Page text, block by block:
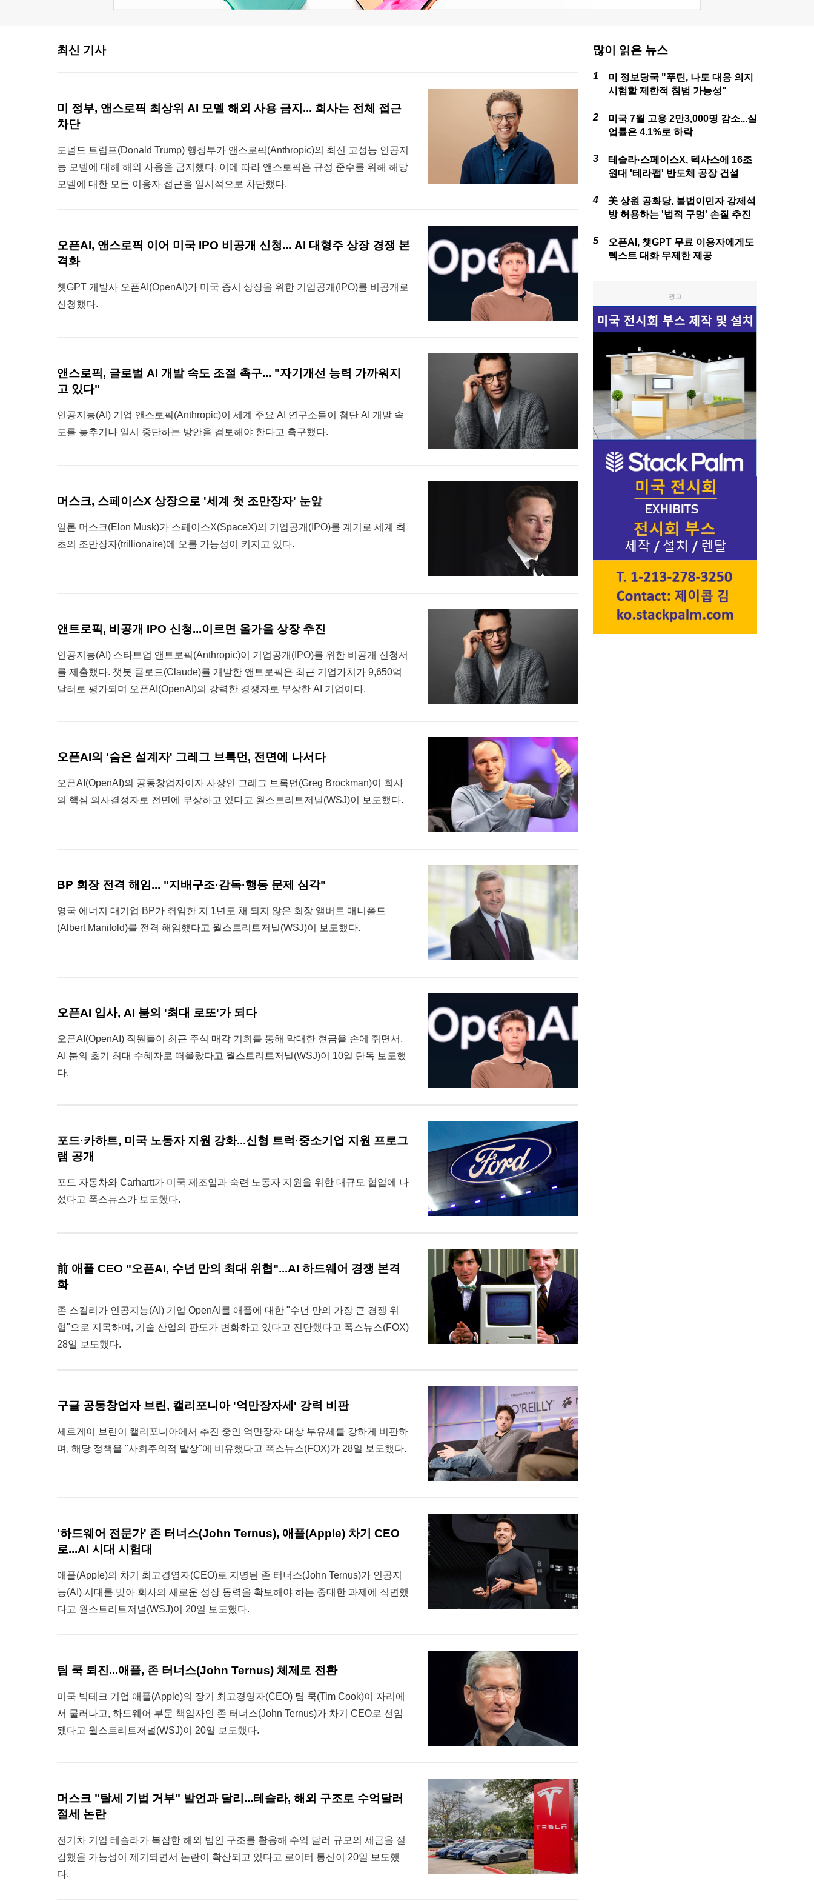
최신 기사
미 정부, 앤스로픽 최상위 AI 모델 해외 사용 금지... 회사는 전체 접근
차단
도널드 트럼프(Donald Trump) 행정부가 앤스로픽(Anthropic)의 최신 고성능 인공지
능 모델에 대해 해외 사용을 금지했다. 이에 따라 앤스로픽은 규정 준수를 위해 해당
모델에 대한 모든 이용자 접근을 일시적으로 차단했다.
오픈AI, 앤스로픽 이어 미국 IPO 비공개 신청... AI 대형주 상장 경쟁 본
격화
챗GPT 개발사 오픈AI(OpenAI)가 미국 증시 상장을 위한 기업공개(IPO)를 비공개로
신청했다.
앤스로픽, 글로벌 AI 개발 속도 조절 촉구... "자기개선 능력 가까워지
고 있다"
인공지능(AI) 기업 앤스로픽(Anthropic)이 세계 주요 AI 연구소들이 첨단 AI 개발 속
도를 늦추거나 일시 중단하는 방안을 검토해야 한다고 촉구했다.
머스크, 스페이스X 상장으로 '세계 첫 조만장자' 눈앞
일론 머스크(Elon Musk)가 스페이스X(SpaceX)의 기업공개(IPO)를 계기로 세계 최
초의 조만장자(trillionaire)에 오를 가능성이 커지고 있다.
앤트로픽, 비공개 IPO 신청...이르면 올가을 상장 추진
인공지능(AI) 스타트업 앤트로픽(Anthropic)이 기업공개(IPO)를 위한 비공개 신청서
를 제출했다. 챗봇 클로드(Claude)를 개발한 앤트로픽은 최근 기업가치가 9,650억
달러로 평가되며 오픈AI(OpenAI)의 강력한 경쟁자로 부상한 AI 기업이다.
오픈AI의 '숨은 설계자' 그레그 브록먼, 전면에 나서다
오픈AI(OpenAI)의 공동창업자이자 사장인 그레그 브록먼(Greg Brockman)이 회사
의 핵심 의사결정자로 전면에 부상하고 있다고 월스트리트저널(WSJ)이 보도했다.
BP 회장 전격 해임... "지배구조·감독·행동 문제 심각"
영국 에너지 대기업 BP가 취임한 지 1년도 채 되지 않은 회장 앨버트 매니폴드
(Albert Manifold)를 전격 해임했다고 월스트리트저널(WSJ)이 보도했다.
오픈AI 입사, AI 붐의 '최대 로또'가 되다
오픈AI(OpenAI) 직원들이 최근 주식 매각 기회를 통해 막대한 현금을 손에 쥐면서,
AI 붐의 초기 최대 수혜자로 떠올랐다고 월스트리트저널(WSJ)이 10일 단독 보도했
다.
포드·카하트, 미국 노동자 지원 강화...신형 트럭·중소기업 지원 프로그
램 공개
포드 자동차와 Carhartt가 미국 제조업과 숙련 노동자 지원을 위한 대규모 협업에 나
섰다고 폭스뉴스가 보도했다.
前 애플 CEO "오픈AI, 수년 만의 최대 위협"...AI 하드웨어 경쟁 본격
화
존 스컬리가 인공지능(AI) 기업 OpenAI를 애플에 대한 "수년 만의 가장 큰 경쟁 위
협"으로 지목하며, 기술 산업의 판도가 변화하고 있다고 진단했다고 폭스뉴스(FOX)
28일 보도했다.
구글 공동창업자 브린, 캘리포니아 '억만장자세' 강력 비판
세르게이 브린이 캘리포니아에서 추진 중인 억만장자 대상 부유세를 강하게 비판하
며, 해당 정책을 "사회주의적 발상"에 비유했다고 폭스뉴스(FOX)가 28일 보도했다.
'하드웨어 전문가' 존 터너스(John Ternus), 애플(Apple) 차기 CEO
로...AI 시대 시험대
애플(Apple)의 차기 최고경영자(CEO)로 지명된 존 터너스(John Ternus)가 인공지
능(AI) 시대를 맞아 회사의 새로운 성장 동력을 확보해야 하는 중대한 과제에 직면했
다고 월스트리트저널(WSJ)이 20일 보도했다.
팀 쿡 퇴진...애플, 존 터너스(John Ternus) 체제로 전환
미국 빅테크 기업 애플(Apple)의 장기 최고경영자(CEO) 팀 쿡(Tim Cook)이 자리에
서 물러나고, 하드웨어 부문 책임자인 존 터너스(John Ternus)가 차기 CEO로 선임
됐다고 월스트리트저널(WSJ)이 20일 보도했다.
머스크 "탈세 기법 거부" 발언과 달리...테슬라, 해외 구조로 수억달러
절세 논란
전기차 기업 테슬라가 복잡한 해외 법인 구조를 활용해 수억 달러 규모의 세금을 절
감했을 가능성이 제기되면서 논란이 확산되고 있다고 로이터 통신이 20일 보도했
다.
많이 읽은 뉴스
미 정보당국 "푸틴, 나토 대응 의지
시험할 제한적 침범 가능성"
미국 7월 고용 2만3,000명 감소...실
업률은 4.1%로 하락
테슬라·스페이스X, 텍사스에 16조
원대 '테라팹' 반도체 공장 건설
美 상원 공화당, 불법이민자 강제석
방 허용하는 '법적 구멍' 손질 추진
오픈AI, 챗GPT 무료 이용자에게도
텍스트 대화 무제한 제공